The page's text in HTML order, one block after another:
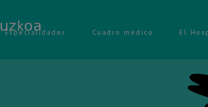
Especialidades Cuadro médico El